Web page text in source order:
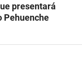
presentará
Pehuenche